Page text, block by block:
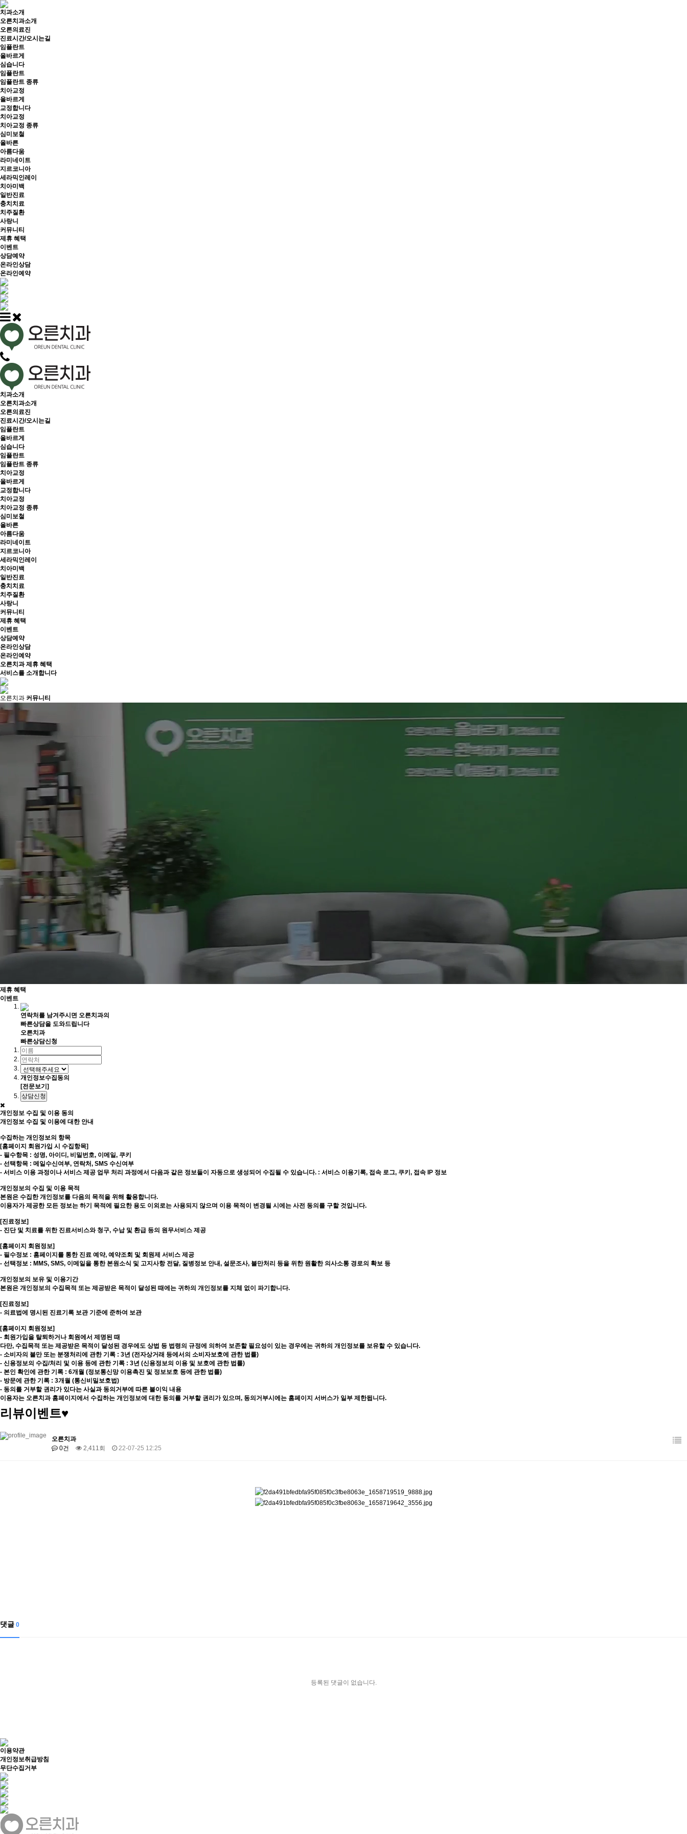
치과소개
오른치과소개
오른의료진
진료시간/오시는길
임플란트
올바르게
심습니다
임플란트
임플란트 종류
치아교정
올바르게
교정합니다
치아교정
치아교정 종류
심미보철
올바른
아름다움
라미네이트
지르코니아
세라믹인레이
치아미백
일반진료
충치치료
치주질환
사랑니
커뮤니티
제휴 혜택
이벤트
상담예약
온라인상담
온라인예약
치과소개
오른치과소개
오른의료진
진료시간/오시는길
임플란트
올바르게
심습니다
임플란트
임플란트 종류
치아교정
올바르게
교정합니다
치아교정
치아교정 종류
심미보철
올바른
아름다움
라미네이트
지르코니아
세라믹인레이
치아미백
일반진료
충치치료
치주질환
사랑니
커뮤니티
제휴 혜택
이벤트
상담예약
온라인상담
온라인예약
오른치과 제휴 혜택
서비스를 소개합니다
오른치과 커뮤니티
제휴 혜택
이벤트
연락처를 남겨주시면 오른치과의
빠른상담을 도와드립니다
오른치과
빠른상담신청
개인정보수집동의
[전문보기]
개인정보 수집 및 이용 동의
개인정보 수집 및 이용에 대한 안내
수집하는 개인정보의 항목
[홈페이지 회원가입 시 수집항목]
- 필수항목 : 성명, 아이디, 비밀번호, 이메일, 쿠키
- 선택항목 : 메일수신여부, 연락처, SMS 수신여부
- 서비스 이용 과정이나 서비스 제공 업무 처리 과정에서 다음과 같은 정보들이 자동으로 생성되어 수집될 수 있습니다. : 서비스 이용기록, 접속 로그, 쿠키, 접속 IP 정보
개인정보의 수집 및 이용 목적
본원은 수집한 개인정보를 다음의 목적을 위해 활용합니다.
이용자가 제공한 모든 정보는 하기 목적에 필요한 용도 이외로는 사용되지 않으며 이용 목적이 변경될 시에는 사전 동의를 구할 것입니다.
[진료정보]
- 진단 및 치료를 위한 진료서비스와 청구, 수납 및 환급 등의 원무서비스 제공
[홈페이지 회원정보]
- 필수정보 : 홈페이지를 통한 진료 예약, 예약조회 및 회원제 서비스 제공
- 선택정보 : MMS, SMS, 이메일을 통한 본원소식 및 고지사항 전달, 질병정보 안내, 설문조사, 불만처리 등을 위한 원활한 의사소통 경로의 확보 등
개인정보의 보유 및 이용기간
본원은 개인정보의 수집목적 또는 제공받은 목적이 달성된 때에는 귀하의 개인정보를 지체 없이 파기합니다.
[진료정보]
- 의료법에 명시된 진료기록 보관 기준에 준하여 보관
[홈페이지 회원정보]
- 회원가입을 탈퇴하거나 회원에서 제명된 때
다만, 수집목적 또는 제공받은 목적이 달성된 경우에도 상법 등 법령의 규정에 의하여 보존할 필요성이 있는 경우에는 귀하의 개인정보를 보유할 수 있습니다.
- 소비자의 불만 또는 분쟁처리에 관한 기록 : 3년 (전자상거래 등에서의 소비자보호에 관한 법률)
- 신용정보의 수집/처리 및 이용 등에 관한 기록 : 3년 (신용정보의 이용 및 보호에 관한 법률)
- 본인 확인에 관한 기록 : 6개월 (정보통신망 이용촉진 및 정보보호 등에 관한 법률)
- 방문에 관한 기록 : 3개월 (통신비밀보호법)
- 동의를 거부할 권리가 있다는 사실과 동의거부에 따른 불이익 내용
이용자는 오른치과 홈페이지에서 수집하는 개인정보에 대한 동의를 거부할 권리가 있으며, 동의거부시에는 홈페이지 서버스가 일부 제한됩니다.
리뷰이벤트♥
오른치과
0건
2,411회 22-07-25 12:25
댓글 0
등록된 댓글이 없습니다.
이용약관
개인정보취급방침
무단수집거부